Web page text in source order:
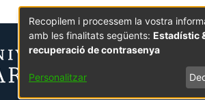
Recopilem i processem la vostra
amb les finalitats següents: Estadístic
recuperació de contrasenya
Personalitzar